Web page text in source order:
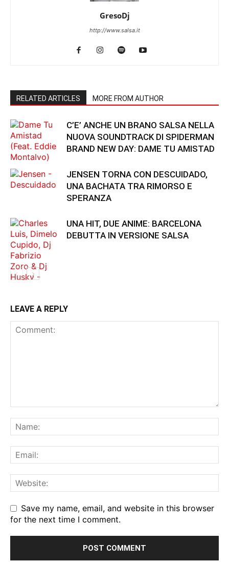
GresoDj
http://www.salsa.it
RELATED ARTICLES MORE FROM AUTHOR
C’E’ ANCHE UN BRANO SALSA NELLA
NUOVA SOUNDTRACK DI SPIDERMAN
BRAND NEW DAY: DAME TU AMISTAD
JENSEN TORNA CON DESCUIDADO,
UNA BACHATA TRA RIMORSO E
SPERANZA
UNA HIT, DUE ANIME: BARCELONA
DEBUTTA IN VERSIONE SALSA
LEAVE A REPLY
Save my name, email, and website in this browser
for the next time I comment.